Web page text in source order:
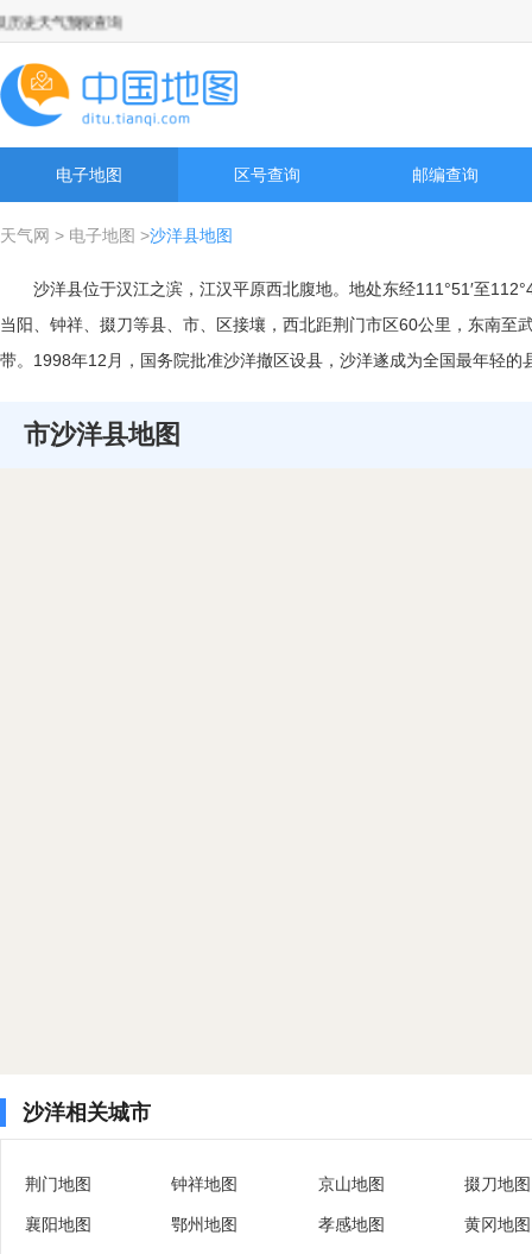
天气预报查询
电子地图 区号查询 邮编查询
天气网 > 电子地图 >沙洋县地图
沙洋县位于汉江之滨，江汉平原西北腹地。地处东经111°51′至
当阳、钟祥、掇刀等县、市、区接壤，西北距荆门市区60公里，东南至
带。1998年12月，国务院批准沙洋撤区设县，沙洋遂成为全国最年轻
市沙洋县地图
沙洋相关城市
荆门地图 钟祥地图 京山地图 掇刀地图
襄阳地图 鄂州地图 孝感地图 黄冈地图